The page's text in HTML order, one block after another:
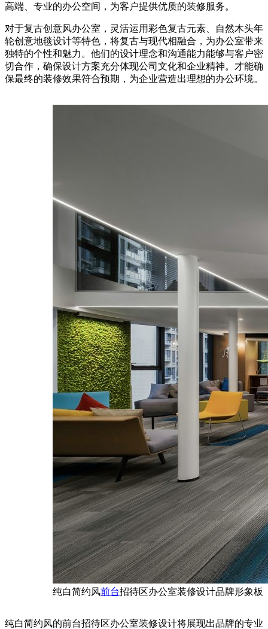
高端、专业的办公空间，为客户提供优质的装修服务。
对于复古创意风办公室，灵活运用彩色复古元素、自然木头年
轮创意地毯设计等特色，将复古与现代相融合，为办公室带来
独特的个性和魅力。他们的设计理念和沟通能力能够与客户密
切合作，确保设计方案充分体现公司文化和企业精神。才能确
保最终的装修效果符合预期，为企业营造出理想的办公环境。
纯白简约风前台招待区办公室装修设计品牌形象板
纯白简约风的前台招待区办公室装修设计将展现出品牌的专业